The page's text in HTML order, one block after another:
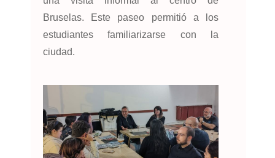
Bruselas. Este paseo permitió a los
estudiantes familiarizarse con la
ciudad.